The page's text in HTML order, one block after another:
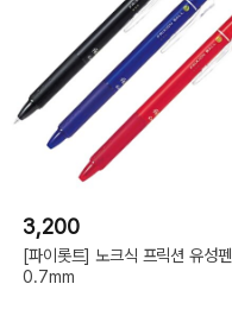
3,200
[파이롯트] 노크식 프릭션 유성펜
0.7mm